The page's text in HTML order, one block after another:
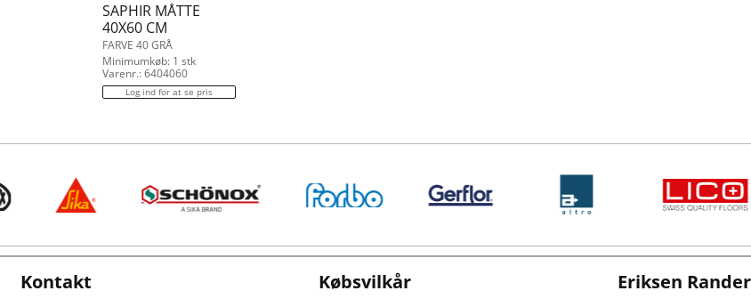
SAPHIR MÅTTE
40X60 CM
FARVE 40 GRÅ
Minimumkøb: 1 stk
Varenr.: 6404060
Log ind for at se pris
Kontakt Købsvilkår Eriksen